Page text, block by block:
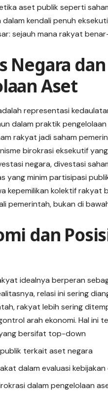
aset publik seperti
kendali penuh
sejauh mana rakyat
Negara
Aset
representasi
dalam praktik
rakyat jadi saham
birokrasi eksekutif
negara, divestasi
yang minim partisipasi
kepemilikan kolektif rakyat
pemerintah, bukan di
dan
idealnya berperan
relasi ini sering
rakyat lebih sering
arah ekonomi. Hal ini
bersifat top-down
terkait aset negara
dalam evaluasi kebijakan
dalam pengelolaan